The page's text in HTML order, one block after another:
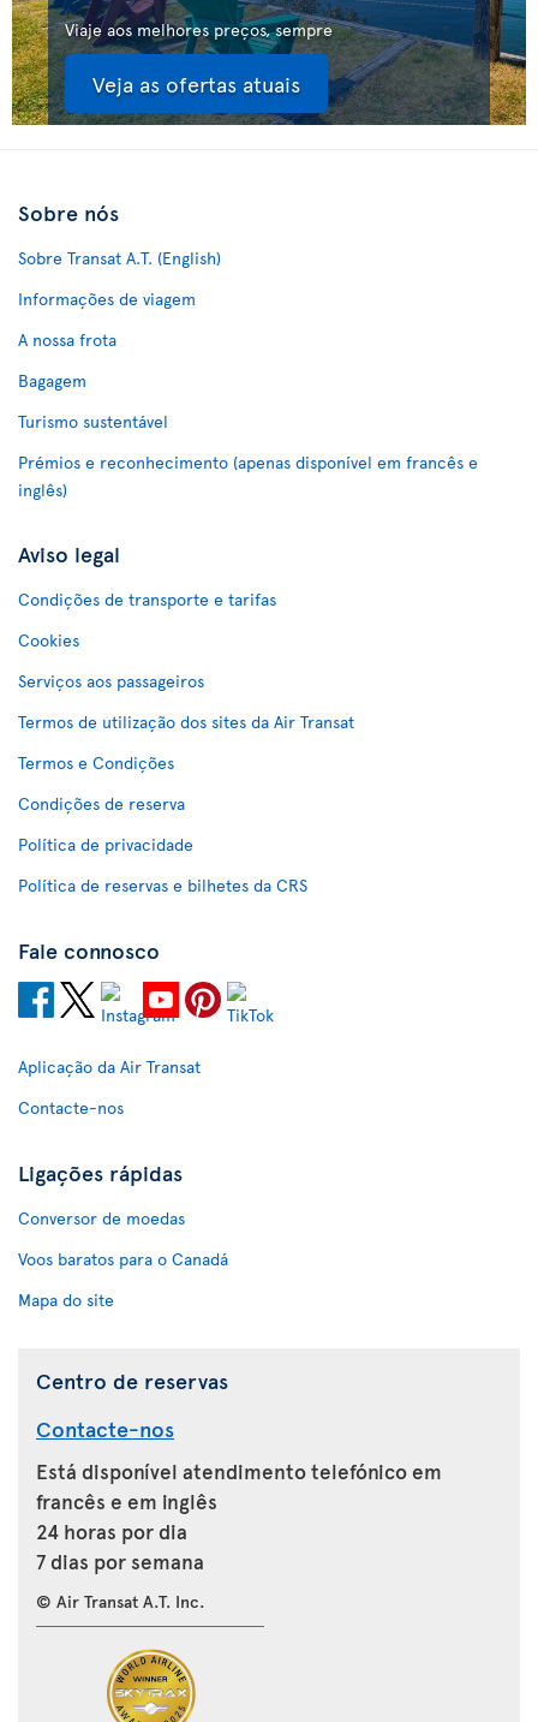
Viaje aos melhores preços, sempre
Veja as ofertas atuais
Sobre nós
Sobre Transat A.T. (English)
Informações de viagem
A nossa frota
Bagagem
Turismo sustentável
Prémios e reconhecimento (apenas disponível em francês e
inglês)
Aviso legal
Condições de transporte e tarifas
Cookies
Serviços aos passageiros
Termos de utilização dos sites da Air Transat
Termos e Condições
Condições de reserva
Política de privacidade
Política de reservas e bilhetes da CRS
Fale connosco
Aplicação da Air Transat
Contacte-nos
Ligações rápidas
Conversor de moedas
Voos baratos para o Canadá
Mapa do site
Centro de reservas
Contacte-nos
Está disponível atendimento telefónico em
francês e em inglês
24 horas por dia
7 dias por semana
© Air Transat A.T. Inc.